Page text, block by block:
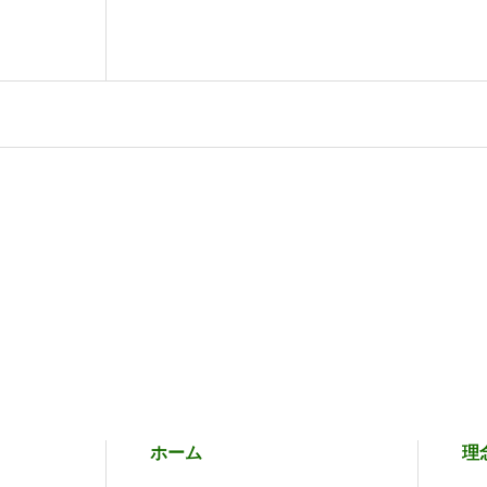
ホーム 理